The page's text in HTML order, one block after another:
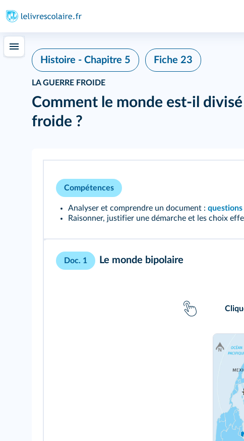
Histoire - Chapitre 5 Fiche 23
LA GUERRE FROIDE
Comment le monde est‑il
froide ?
Compétences
Analyser et comprendre un document : questions
Raisonner, justifier une démarche et les choix
Doc. 1 Le monde bipolaire